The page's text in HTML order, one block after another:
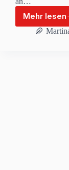
Mehr lesen
&